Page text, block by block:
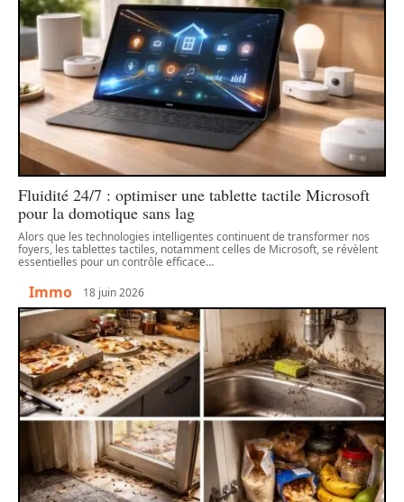
Fluidité 24/7 : optimiser une tablette tactile Microsoft
pour la domotique sans lag
Alors que les technologies intelligentes continuent de transformer nos
foyers, les tablettes tactiles, notamment celles de Microsoft, se révèlent
essentielles pour un contrôle efficace…
Immo 18 juin 2026